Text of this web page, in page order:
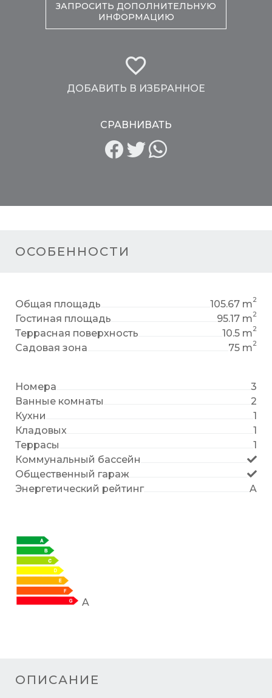
ОСОБЕННОСТИ
Общая площадь 105.67 m2
Гостиная площадь 95.17 m2
Террасная поверхность 10.5 m2
Садовая зона 75 m2
Номера
3
Ванные комнаты
2
Кухни
1
Кладовых
1
Террасы
1
Коммунальный бассейн
Общественный гараж
Энергетический рейтинг
A
A
ОПИСАНИЕ
ЗАПРОСИТЬ ДОПОЛНИТЕЛЬНУЮ
ИНФОРМАЦИЮ
ДОБАВИТЬ В ИЗБРАННОЕ
СРАВНИВАТЬ